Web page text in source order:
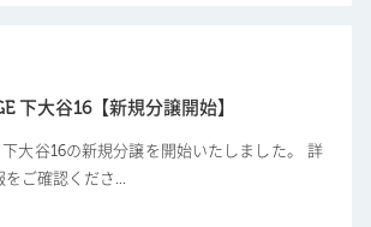
下大谷16【新規分譲開始】
下大谷16の新規分譲を開始いたしました。 詳
ご確認くださ...